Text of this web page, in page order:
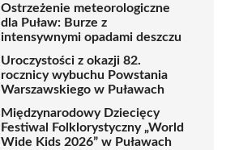
Ostrzeżenie meteorologiczne
dla Puław: Burze z
intensywnymi opadami deszczu
Uroczystości z okazji 82.
rocznicy wybuchu Powstania
Warszawskiego w Puławach
Międzynarodowy Dziecięcy
Festiwal Folklorystyczny „World
Wide Kids 2026” w Puławach